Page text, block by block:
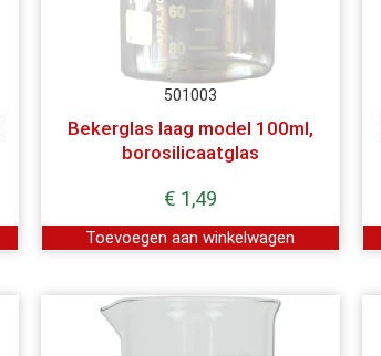
501003
Bekerglas laag model 100ml,
borosilicaatglas
€ 1,49
Toevoegen aan winkelwagen